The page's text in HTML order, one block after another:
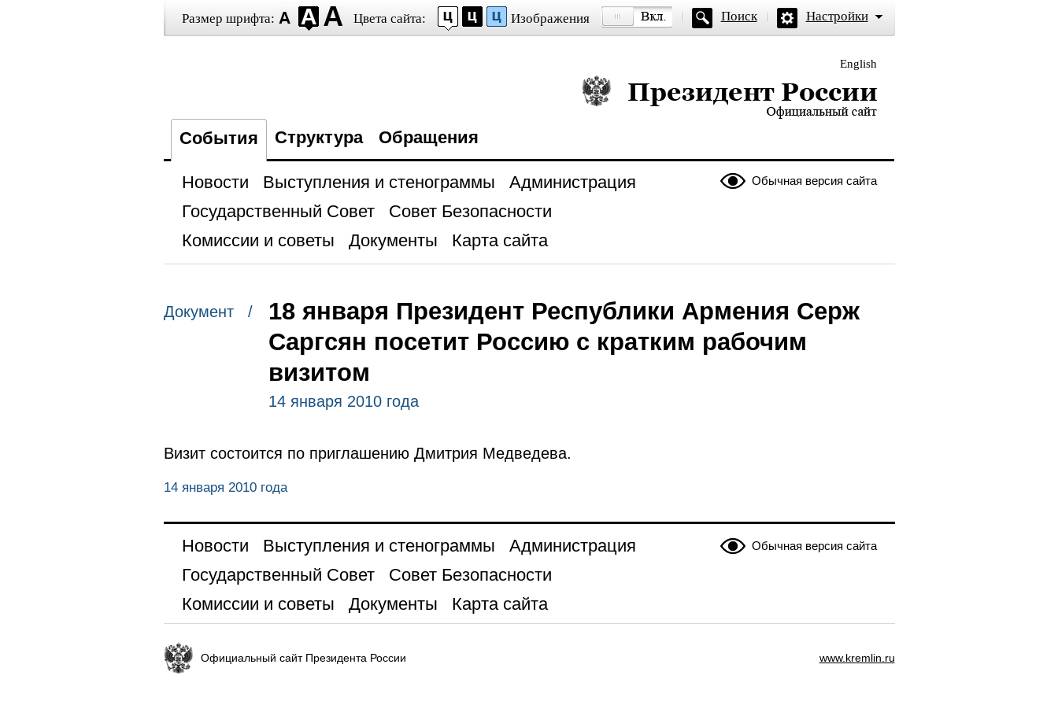
Размер шрифта: Цвета сайта: Изображения Поиск Настройки
English
Президент России — официальный сайт
События Структура Обращения
Обычная версия сайта
Новости Выступления и стенограммы
Администрация
Государственный Совет
Совет Безопасности
Комиссии и советы
Документы Карта сайта
Документ /
18 января Президент Республики Армения Серж
Саргсян посетит Россию с кратким рабочим
визитом
14 января 2010 года
Визит состоится по приглашению Дмитрия Медведева.
14 января 2010 года
Обычная версия сайта
Новости Выступления и стенограммы
Администрация
Государственный Совет
Совет Безопасности
Комиссии и советы
Документы Карта сайта
Официальный сайт Президента России www.kremlin.ru